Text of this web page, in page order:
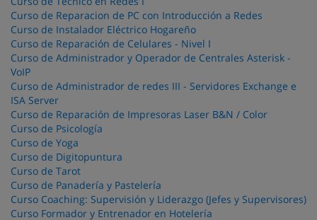
Curso de Reparacion de PC con Introducción a Redes
Curso de Instalador Eléctrico Hogareño
Curso de Reparación de Celulares - Nivel I
Curso de Administrador y Operador de Centrales Asterisk -
VoIP
Curso de Administrador de redes III - Servidores Exchange e
ISA Server
Curso de Reparación de Impresoras Laser B&N / Color
Curso de Psicología
Curso de Yoga
Curso de Digitopuntura
Curso de Tarot
Curso de Panadería y Pastelería
Curso Coaching: Supervisión y Liderazgo (Jefes y Supervisores)
Curso Formador y Entrenador en Hotelería